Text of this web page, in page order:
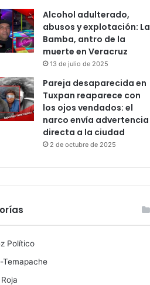
Alcohol adulterado,
abusos y explotación: La
Bamba, antro de la
muerte en Veracruz
13 de julio de 2025
Pareja desaparecida en
Tuxpan reaparece con
los ojos vendados: el
narco envía advertencia
directa a la ciudad
2 de octubre de 2025
Político
Temapache